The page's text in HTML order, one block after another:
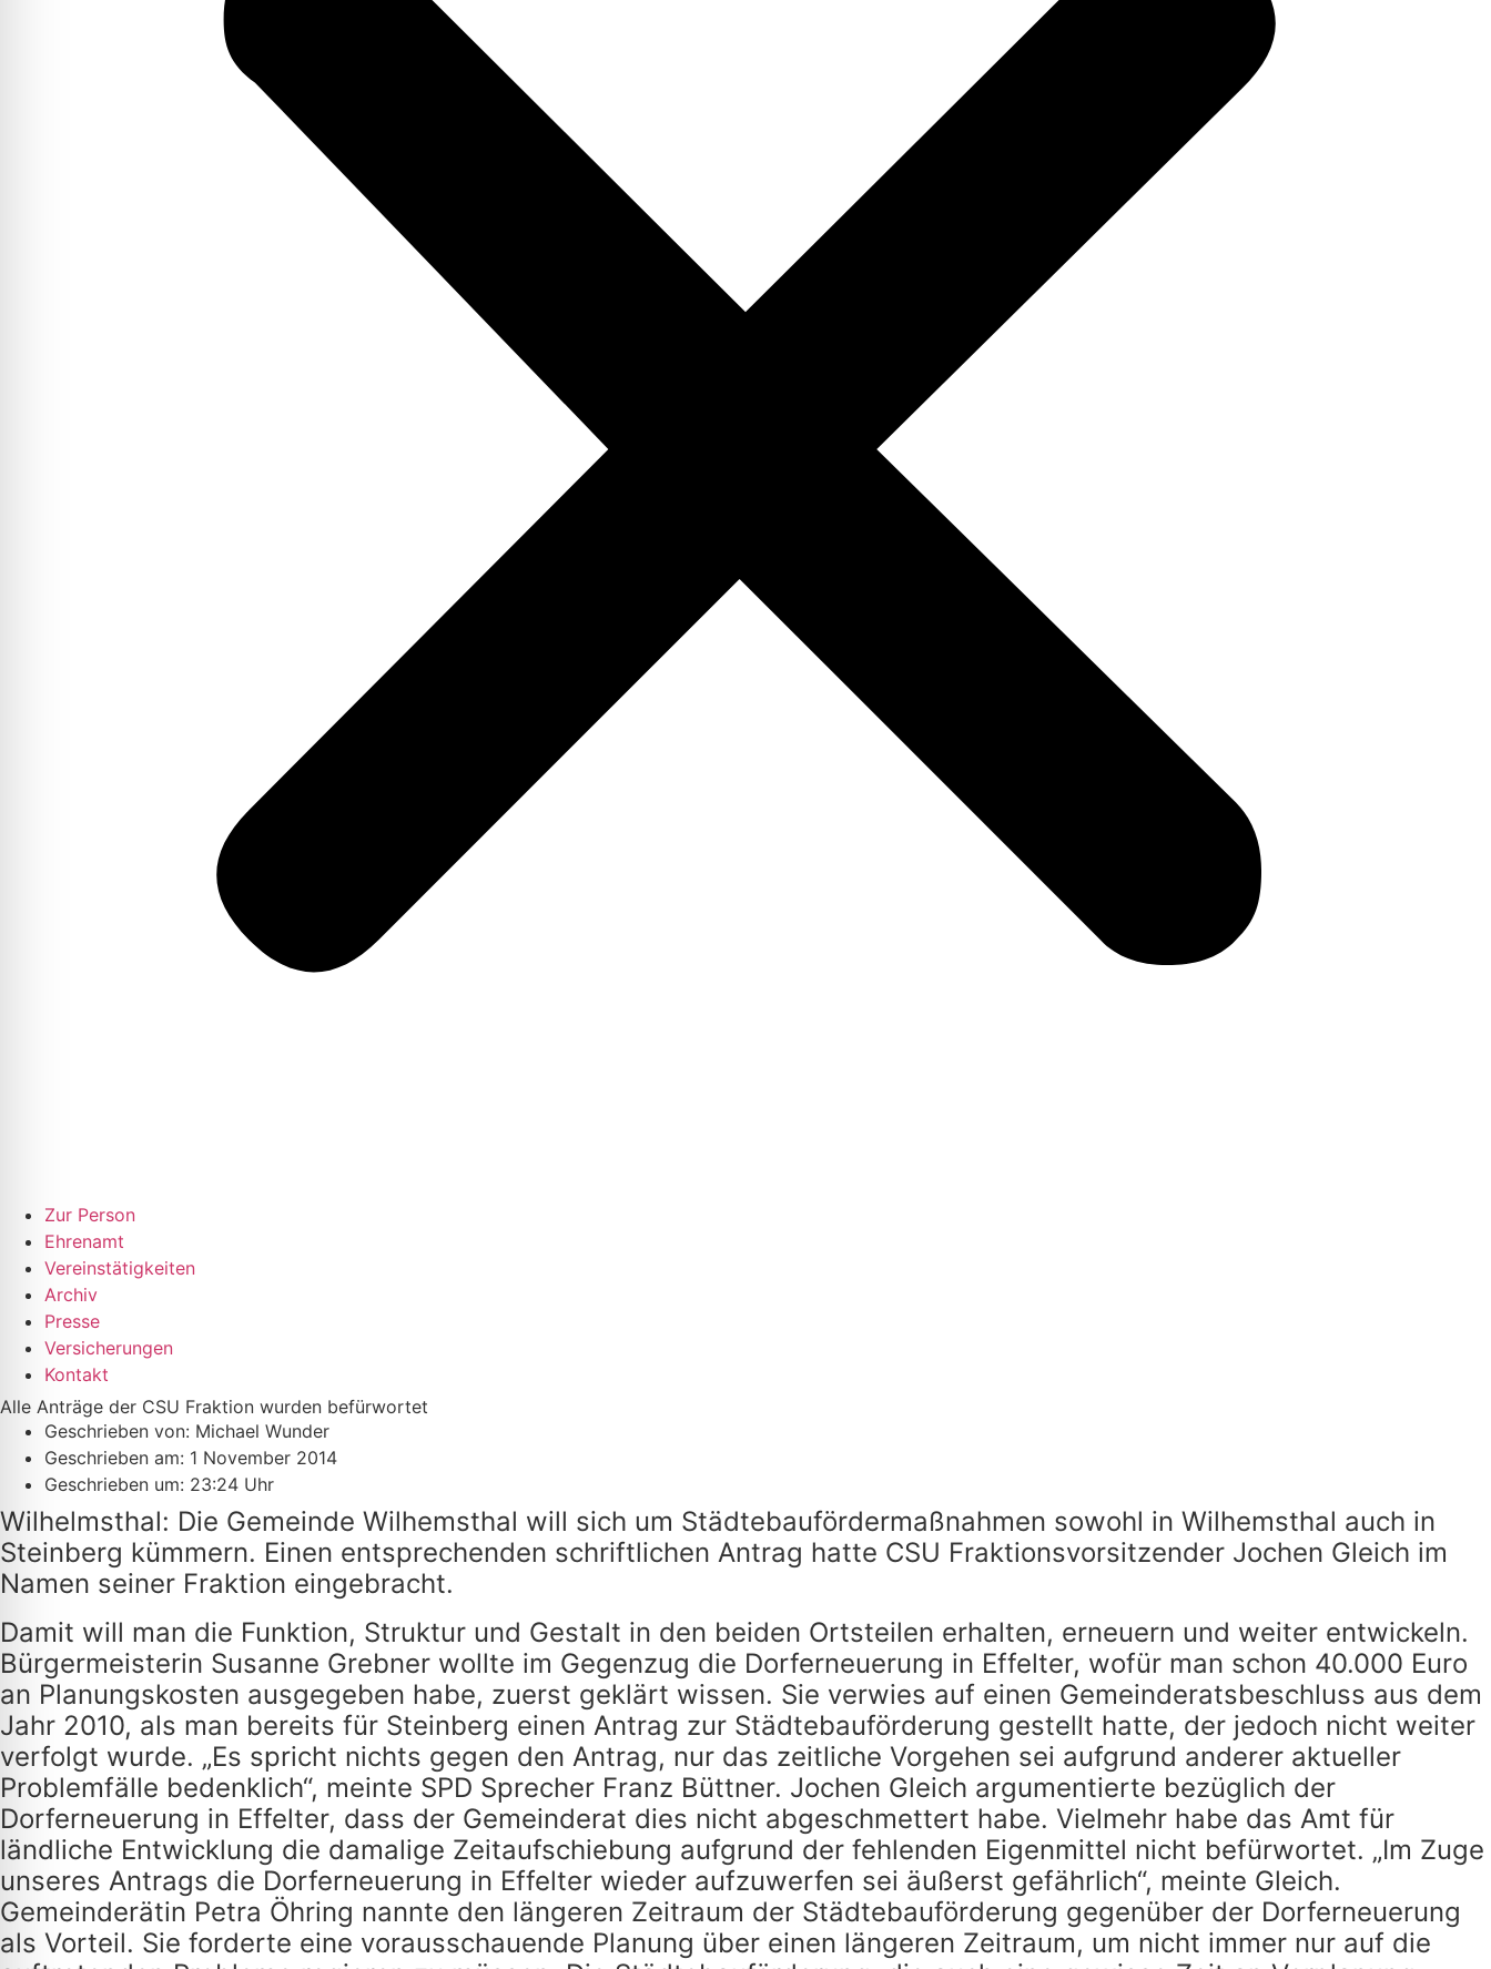
Zur Person
Ehrenamt
Vereinstätigkeiten
Archiv
Presse
Versicherungen
Kontakt
Alle Anträge der CSU Fraktion wurden befürwortet
Geschrieben von: Michael Wunder
Geschrieben am: 1 November 2014
Geschrieben um: 23:24 Uhr
Wilhelmsthal: Die Gemeinde Wilhemsthal will sich um Städtebaufördermaßnahmen sowohl in Wilhemsthal auch in
Steinberg kümmern. Einen entsprechenden schriftlichen Antrag hatte CSU Fraktionsvorsitzender Jochen Gleich im
Namen seiner Fraktion eingebracht.
Damit will man die Funktion, Struktur und Gestalt in den beiden Ortsteilen erhalten, erneuern und weiter entwickeln.
Bürgermeisterin Susanne Grebner wollte im Gegenzug die Dorferneuerung in Effelter, wofür man schon 40.000 Euro
an Planungskosten ausgegeben habe, zuerst geklärt wissen. Sie verwies auf einen Gemeinderatsbeschluss aus dem
Jahr 2010, als man bereits für Steinberg einen Antrag zur Städtebauförderung gestellt hatte, der jedoch nicht weiter
verfolgt wurde. „Es spricht nichts gegen den Antrag, nur das zeitliche Vorgehen sei aufgrund anderer aktueller
Problemfälle bedenklich“, meinte SPD Sprecher Franz Büttner. Jochen Gleich argumentierte bezüglich der
Dorferneuerung in Effelter, dass der Gemeinderat dies nicht abgeschmettert habe. Vielmehr habe das Amt für
ländliche Entwicklung die damalige Zeitaufschiebung aufgrund der fehlenden Eigenmittel nicht befürwortet. „Im Zuge
unseres Antrags die Dorferneuerung in Effelter wieder aufzuwerfen sei äußerst gefährlich“, meinte Gleich.
Gemeinderätin Petra Öhring nannte den längeren Zeitraum der Städtebauförderung gegenüber der Dorferneuerung
als Vorteil. Sie forderte eine vorausschauende Planung über einen längeren Zeitraum, um nicht immer nur auf die